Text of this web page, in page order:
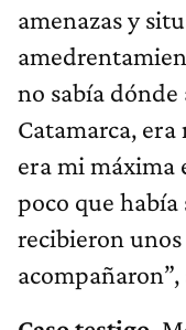
amenazas y
no sabía
Catamarca, era
era mi máxima
poco que había
recibieron
acompañaron”,